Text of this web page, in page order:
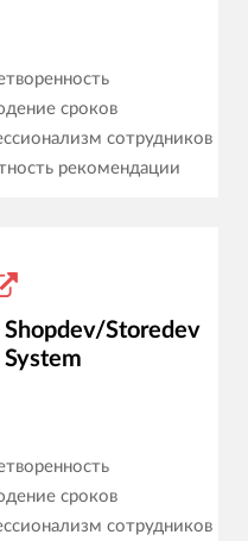
сроков
сотрудников
рекомендации
Shopdev/Storedev
System
сроков
сотрудников